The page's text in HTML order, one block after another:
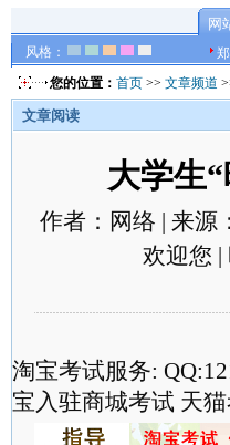
风格：
网
您的位置： 首页 >> 文章频道
文章阅读
大学生
作者：网络 | 来源
欢迎您 |
淘宝考试服务:
宝入驻商城考试 天